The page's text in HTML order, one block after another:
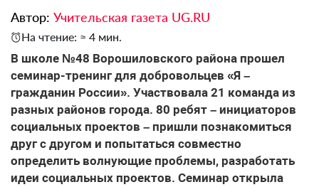
Автор: Учительская газета UG.RU
На чтение: ≈ 4 мин.
В школе №48 Ворошиловского района прошел
семинар-тренинг для добровольцев «Я –
гражданин России». Участвовала 21 команда из
разных районов города. 80 ребят – инициаторов
социальных проектов – пришли познакомиться
друг с другом и попытаться совместно
определить волнующие проблемы, разработать
идеи социальных проектов. Семинар открыла